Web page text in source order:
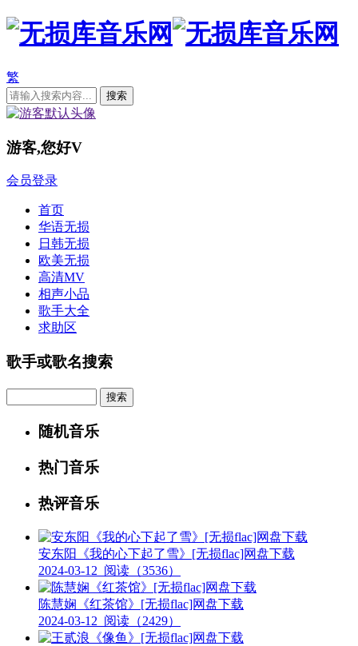
繁
游客,您好V
会员登录
首页
华语无损
日韩无损
欧美无损
高清MV
相声小品
歌手大全
求助区
歌手或歌名搜索
随机音乐
热门音乐
热评音乐
安东阳《我的心下起了雪》[无损flac]网盘下载
2024-03-12 阅读（3536）
陈慧娴《红茶馆》[无损flac]网盘下载
2024-03-12 阅读（2429）